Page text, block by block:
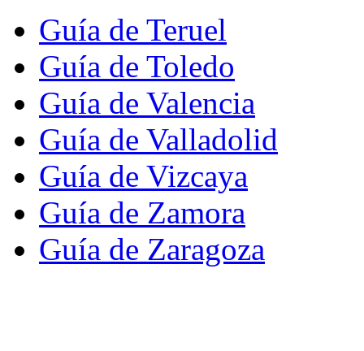
Guía de Teruel
Guía de Toledo
Guía de Valencia
Guía de Valladolid
Guía de Vizcaya
Guía de Zamora
Guía de Zaragoza